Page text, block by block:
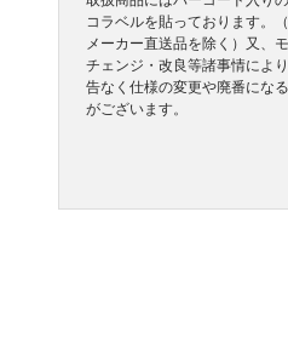
コラベルを貼っております。
メーカー直送品を除く）又、
チェンジ・改良等諸事情によ
告なく仕様の変更や廃番にな
がございます。